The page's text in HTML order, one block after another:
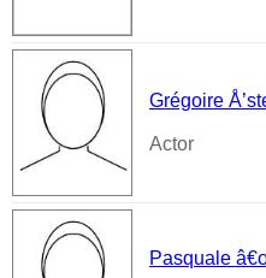
Grégoire
Actor
Pasquale